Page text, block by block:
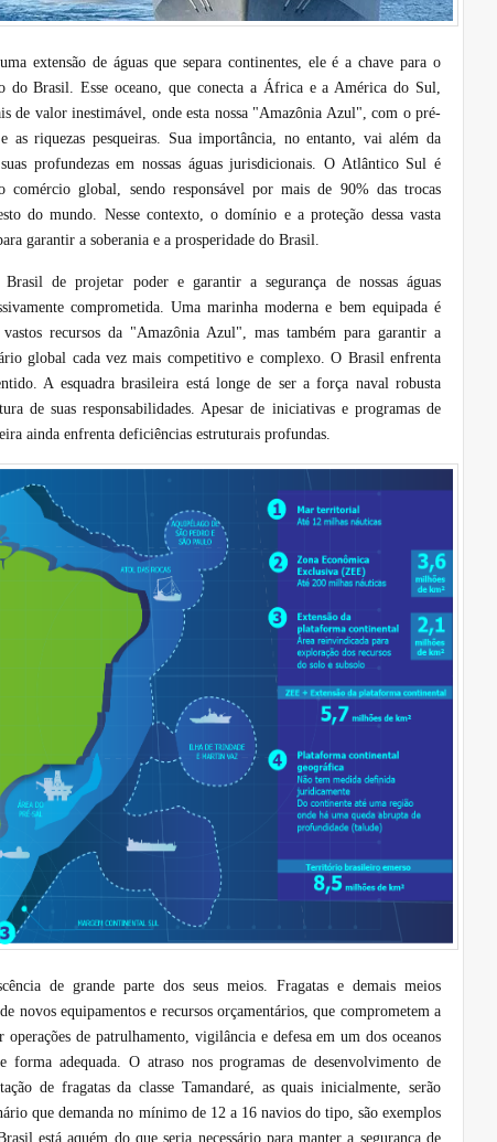
extensão de águas que separa continentes, ele é a chave para o
do Brasil. Esse oceano, que conecta a África e a América do Sul,
de valor inestimável, onde esta nossa "Amazônia Azul", com o pré-
as riquezas pesqueiras. Sua importância, no entanto, vai além da
profundezas em nossas águas jurisdicionais. O Atlântico Sul é
global, sendo responsável por mais de 90% das trocas
do mundo. Nesse contexto, o domínio e a proteção dessa vasta
garantir a soberania e a prosperidade do Brasil.
de projetar poder e garantir a segurança de nossas águas
comprometida. Uma marinha moderna e bem equipada é
recursos da "Amazônia Azul", mas também para garantir a
global cada vez mais competitivo e complexo. O Brasil enfrenta
A esquadra brasileira está longe de ser a força naval robusta
de suas responsabilidades. Apesar de iniciativas e programas de
ainda enfrenta deficiências estruturais profundas.
de grande parte dos seus meios. Fragatas e demais meios
novos equipamentos e recursos orçamentários, que comprometem a
operações de patrulhamento, vigilância e defesa em um dos oceanos
forma adequada. O atraso nos programas de desenvolvimento de
de fragatas da classe Tamandaré, as quais inicialmente, serão
que demanda no mínimo de 12 a 16 navios do tipo, são exemplos
está aquém do que seria necessário para manter a segurança de